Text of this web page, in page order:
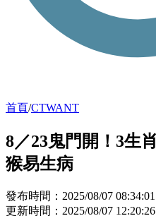
首頁/CTWANT
8／23鬼門開！3生
猴易生病
發布時間：2025/08/07 08:34:01
更新時間：2025/08/07 12:20:26